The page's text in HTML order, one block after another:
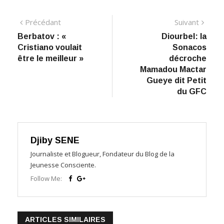
Navigation
de
l’article
PrécédantPrécédant:
​Berbatov : «
Cristiano voulait
être le meilleur »
Suivant
Diourbel: la
Sonacos
décroche
Mamadou Mactar
Gueye dit Petit
du GFC
Djiby SENE
Journaliste et Blogueur, Fondateur du Blog de la
Jeunesse Consciente.
Follow Me:
ARTICLES SIMILAIRES